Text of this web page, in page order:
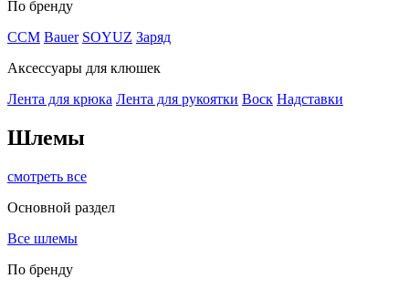
По бренду
CCM Bauer SOYUZ Заряд
Аксессуары для клюшек
Лента для крюка Лента для рукоятки Воск Надставки
Шлемы
смотреть все
Основной раздел
Все шлемы
По бренду